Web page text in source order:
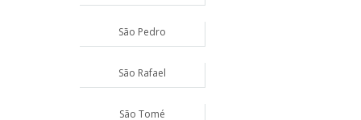
São Pedro
São Rafael
São Tomé